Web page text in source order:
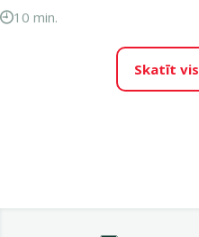
10 min.
Skatīt